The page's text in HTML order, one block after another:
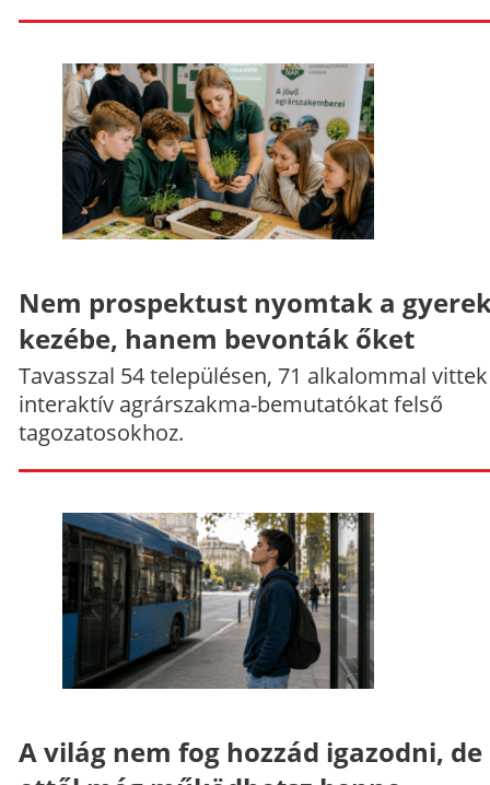
Nem prospektust nyomtak a
kezébe, hanem bevonták őket
Tavasszal 54 településen, 71 alkalommal vittek
interaktív agrárszakma-bemutatókat felső
tagozatosokhoz.
A világ nem fog hozzád igazodni, de